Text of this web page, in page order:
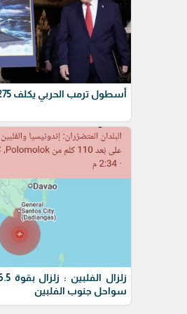
أسطول ترمب الحربي يكلف 275 مليار دولار
سواحل جنوب الفلبين